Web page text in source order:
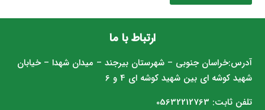
ارتباط با ما
آدرس:خراسان جنوبی – شهرستان بیرجند – میدان شهدا – خیابان
شهید کوشه ای بین شهید کوشه ای 4 و 6
تلفن ثابت: 05632212763